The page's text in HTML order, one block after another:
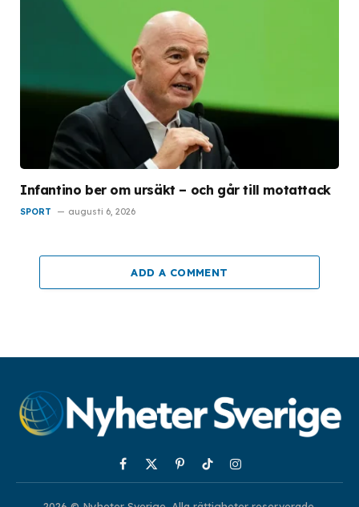
Infantino ber om ursäkt – och går till motattack
SPORT augusti 6, 2026
ADD A COMMENT
Facebook
X
(Twitter)
PinterestTikTokInstagram